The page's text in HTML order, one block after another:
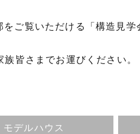
ご覧いただける「構造見学
族皆さまでお運びください。
モデルハウス